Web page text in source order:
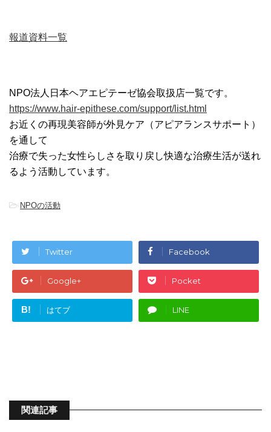
報道資料一覧
NPO法人日本ヘアエピテーゼ協会取扱店一覧です。
https://www.hair-epithese.com/support/list.html
お近くの再現美容師が外見ケア（アピアランスサポート）
を通して
治療で失った女性らしさを取り戻し快適な治療生活が送れ
るよう活動しています。
-NPOの活動
Twitter Facebook
Google+ Pocket
B! はてブ LINE
関連記事